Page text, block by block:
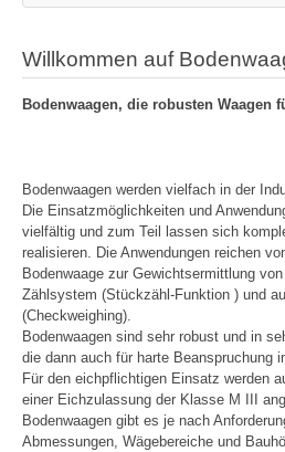
Willkommen auf
Bodenwaagen, die robusten Waagen
Bodenwaagen werden vielfach in der
Die Einsatzmöglichkeiten und
vielfältig und zum Teil lassen sich
realisieren. Die Anwendungen reichen
Bodenwaage zur Gewichtsermittlung
Zählsystem (Stückzähl-Funktion ) und
(Checkweighing).
Bodenwaagen sind sehr robust und in
die dann auch für harte Beanspruchung
Für den eichpflichtigen Einsatz werden
einer Eichzulassung der Klasse M III
Bodenwaagen gibt es je nach
Abmessungen, Wägebereiche und